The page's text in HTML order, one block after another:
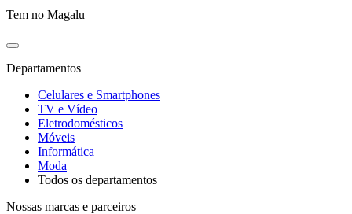
Tem no Magalu
Departamentos
Celulares e Smartphones
TV e Vídeo
Eletrodomésticos
Móveis
Informática
Moda
Todos os departamentos
Nossas marcas e parceiros